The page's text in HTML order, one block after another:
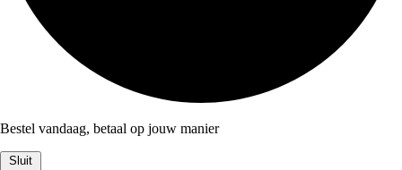
Bestel vandaag, betaal op jouw manier
Sluit